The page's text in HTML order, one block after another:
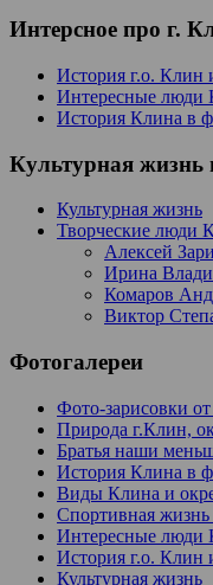
Интерсное про г.
История г.о. Клин
Интересные люди
История Клина в
Культурная жизнь
Культурная жизнь
Творческие люди
Алексей
Ирина
Комаров
Виктор
Фотогалереи
Фото-зарисовки
Природа г.Клин,
Братья наши
История Клина в
Виды Клина и
Спортивная
Интересные люди
История г.о. Клин
Культурная жизнь